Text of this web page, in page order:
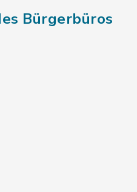
Bürgerbüros